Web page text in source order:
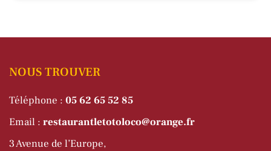
NOUS TROUVER
Téléphone : 05 62 65 52 85
Email : restaurantletotoloco@orange.fr
3 Avenue de l’Europe,